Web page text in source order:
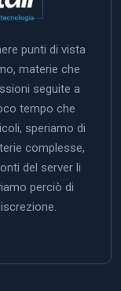
punti di vista
materie che
seguite a
tempo che
speriamo di
complesse,
del server li
perciò di